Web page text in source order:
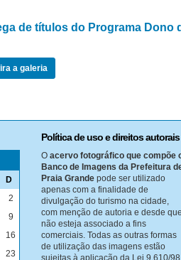
de títulos do Programa Dono
a galeria
D
2
9
16
23
Política de uso e direitos autorais
O acervo fotográfico que compõe
Banco de Imagens da Prefeitura
Praia Grande pode ser utilizado
apenas com a finalidade de
divulgação do turismo na cidade,
com menção de autoria e desde
não esteja associado a fins
comerciais. Todas as outras formas
de utilização das imagens estão
sujeitas à aplicação da Lei 9.610/98